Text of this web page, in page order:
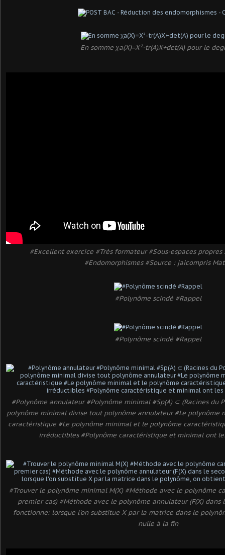
En somme χa(X)=X²-tr(A)X+det(A) pour le
#Excellent exercice #Très formateur #Sous-espaces propres
#Endomorphismes #Source : jaicompris
#Polynôme scindé #Rappel
#Polynôme scindé #Rappel
#Polynôme annulateur #Polynôme minimal #Sp(A) ⊂ (Racines du
polynôme minimal divise tout polynôme annulateur #Le polynôme
caractéristique #Le polynôme minimal et le polynôme
irréductibles #Polynôme caractéristique et minimal ont
#Trouver le polynôme minimal M(X) #Méthode avec le polynôme
premier cas) #Méthode avec le polynôme annulateur (F(X) dans
fonctionne: lorsque l'on substitue X par la matrice dans le
nulle à la fin